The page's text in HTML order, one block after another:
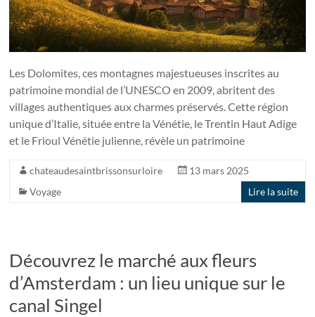
Les Dolomites, ces montagnes majestueuses inscrites au
patrimoine mondial de l’UNESCO en 2009, abritent des
villages authentiques aux charmes préservés. Cette région
unique d’Italie, située entre la Vénétie, le Trentin Haut Adige
et le Frioul Vénétie julienne, révèle un patrimoine
chateaudesaintbrissonsurloire
13 mars 2025
Voyage
Lire la suite
Découvrez le marché aux fleurs
d’Amsterdam : un lieu unique sur le
canal Singel